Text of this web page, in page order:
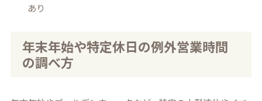
あり
年末年始や特定休日の例外営業時間
の調べ方